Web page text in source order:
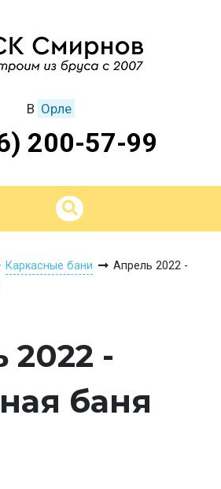
В Орле
200-57-99
Каркасные бани
Апрель 2022 -
2022 -
баня